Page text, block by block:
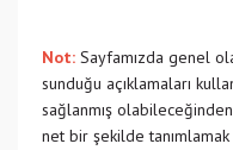
Not: Sayfamızda genel
sunduğu açıklamaları
sağlanmış olabileceğinden
net bir şekilde